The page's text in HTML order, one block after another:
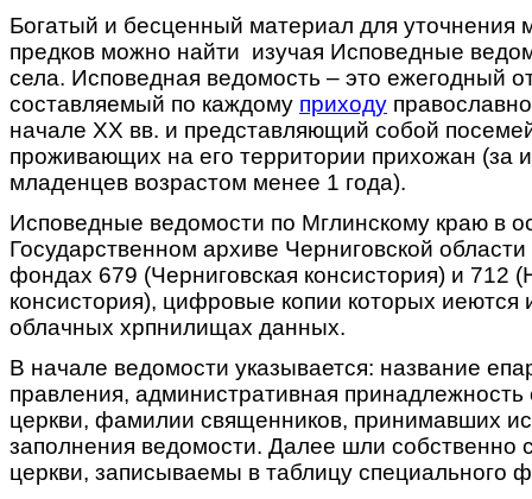
Богатый и бесценный материал для уточнения
предков можно найти изучая Исповедные
села. Исповедная ведомость – это ежегодный
составляемый по каждому приходу
начале XX вв. и представляющий собой
проживающих на его территории прихожан (за
младенцев возрастом менее 1 года).
Исповедные ведомости по Мглинскому краю в
Государственном архиве Черниговской
фондах 679 (Черниговская консистория) и 712
консистория), цифровые копии которых иеются
облачных хрпнилищах данных.
В начале ведомости указывается: название
правления, административная принадлежность
церкви, фамилии священников, принимавших
заполнения ведомости. Далее шли собственно
церкви, записываемы в таблицу специального